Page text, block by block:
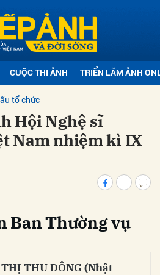
CUỘC THI ẢNH TRIỂN LÃM ẢNH
tổ chức
Hội Nghệ sĩ
Nam nhiệm kì IX
Ban Thường vụ
THU ĐÔNG (Nhật
Hủy